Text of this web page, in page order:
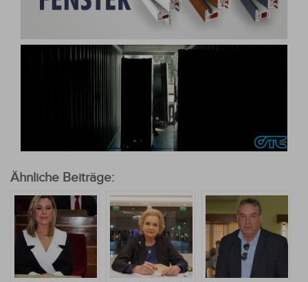
Ähnliche Beiträge: